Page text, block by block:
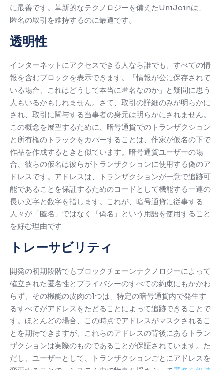
に最善です。 革新的なテクノロジーを備えたUniJoinは、
匿名の取引を維持するのに最適です。
透明性
インターネットにアクセスできる人なら誰でも、すべての情
報を含むブロックを表示できます。
「情報が公に保存されて
いる場合、これはどうして本当に匿名なのか」と疑問に思う
人もいるかもしれません。
さて、取引の詳細のみが明らかに
され、取引に関与する当事者の身元は明らかにされません。
この概念を展望するために、暗号通貨でのトランザクション
と所有権のトラックをカバーすることは、作家が仮名の下で
作品を作成するときと似ています。 暗号通貨ユーザーの場
合、彼らの仮名は彼らがトランザクションに使用する偽のア
ドレスです。 アドレスは、トランザクションが一意で追跡可
能であることを保証するためのコードとして機能する一連の
長い文字と数字を指します。
これが、暗号通貨に従事する
人々が「匿名」ではなく「偽名」という用語を使用すること
を好む理由です
トレーサビリティ
開発の初期段階でもブロックチェーンテクノロジーによって
確立された匿名性とプライバシーのすべての約束にもかかわ
らず、その機能の皮肉の1つは、特定の暗号通貨内で発生す
るすべてがアドレスをたどることによって追跡できることで
す。 ほとんどの場合、この時点でアドレスがマスクされるこ
とを期待できますが、これらのアドレスの背後にあるトラン
ザクションは実際のものであることが保証されています。 た
だし、ユーザーとして、
トランザクションごとにアドレスを